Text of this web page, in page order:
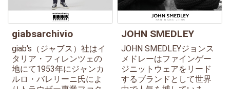
giabsarchivio
giab's（ジャブス）社はイ
タリア・フィレンツェの
地にて1953年にジャンカ
ルロ・バレリーニ氏によ
JOHN SMEDLEY
JOHN SMEDLEYジョンス
メドレーはファインゲー
ジニットウェアをリード
するブランドとして世界